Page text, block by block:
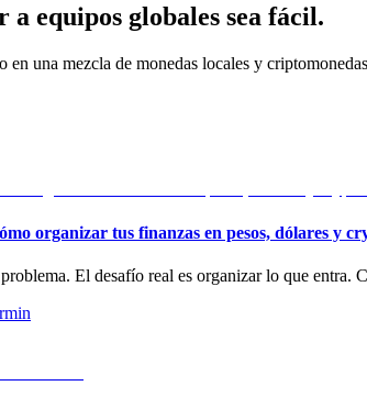
a equipos globales sea fácil.
en una mezcla de monedas locales y
organizar tus finanzas en pesos, dólares y
El desafío real es organizar lo que entra.